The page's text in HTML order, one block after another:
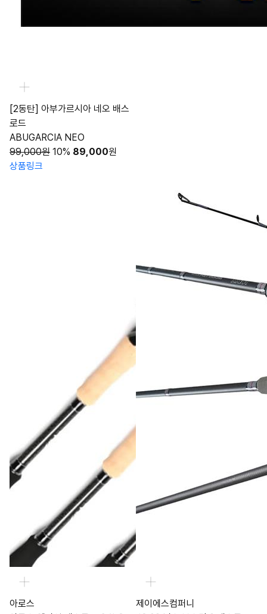
[2동탄] 아부가르시아 네오 배스
로드
ABUGARCIA NEO
99,000원 10% 89,000원
상품링크
아로스
제이에스컴퍼니